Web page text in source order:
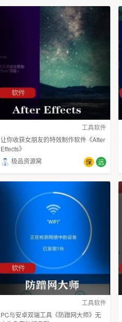
工具软件
让你收获女朋友的特效制作软件《After
Effects》
极品资源窝
保 远
工具软件
PC与安卓双端工具《防蹭网大师》无